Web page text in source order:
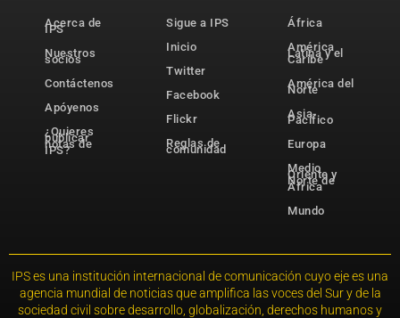
Acerca de
IPS
Nuestros
socios
Contáctenos
Apóyenos
¿Quieres
publicar
notas de
IPS?
Sigue a IPS
Inicio
Twitter
Facebook
Flickr
Reglas de
comunidad
África
América
Latina y el
Caribe
América del
Norte
Asia-
Pacífico
Europa
Medio
Oriente y
Norte de
África
Mundo
IPS es una institución internacional de comunicación cuyo eje es una
agencia mundial de noticias que amplifica las voces del Sur y de la
sociedad civil sobre desarrollo, globalización, derechos humanos y